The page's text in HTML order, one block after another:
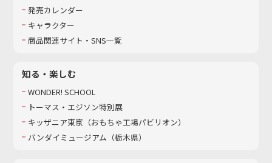
発売カレンダー
キャラクター
商品関連サイト・SNS一覧
知る・楽しむ
WONDER! SCHOOL
トーマス・エジソン特別展
キッザニア東京（おもちゃ工場パビリオン）​
バンダイミュージアム（栃木県）